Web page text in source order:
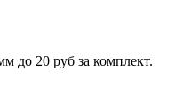
до 20 руб за комплект.